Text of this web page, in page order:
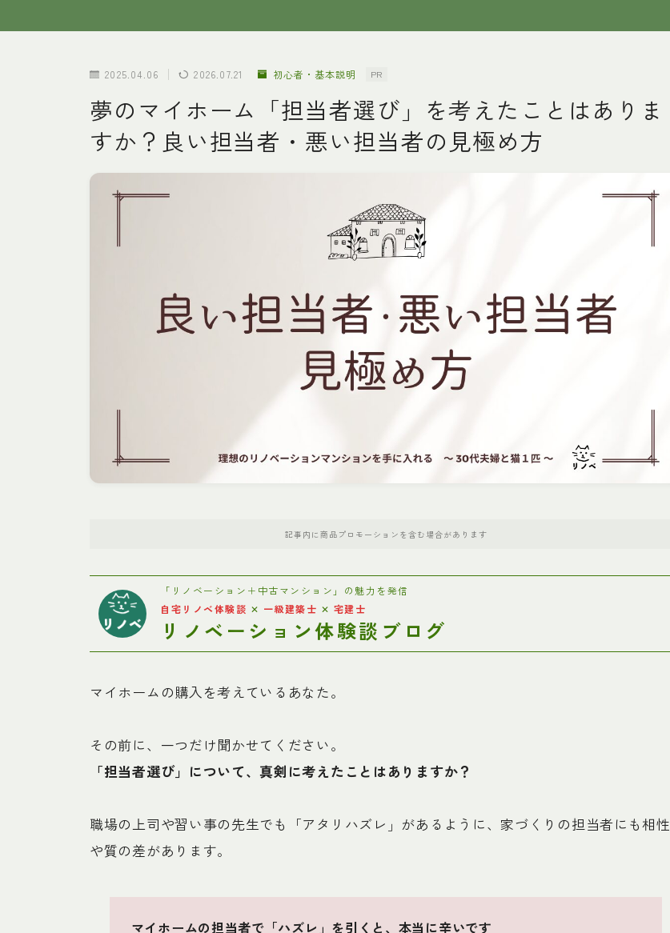
リノベ会社選び
物件探し
2025.04.06 2026.07.21 初心者・基本説明 PR
夢のマイホーム「担当者選び」を考えたことはありま
すか？良い担当者・悪い担当者の見極め方
記事内に商品プロモーションを含む場合があります
「リノベーション＋中古マンション」の魅力を発信
自宅リノベ体験談 ✕ 一級建築士 ✕ 宅建士
リノベーション体験談ブログ
マイホームの購入を考えているあなた。
その前に、一つだけ聞かせてください。
「担当者選び」について、真剣に考えたことはありますか？
職場の上司や習い事の先生でも「アタリハズレ」があるように、家づくりの担当者にも相性
や質の差があります。
マイホームの担当者で「ハズレ」を引くと、本当に辛いです